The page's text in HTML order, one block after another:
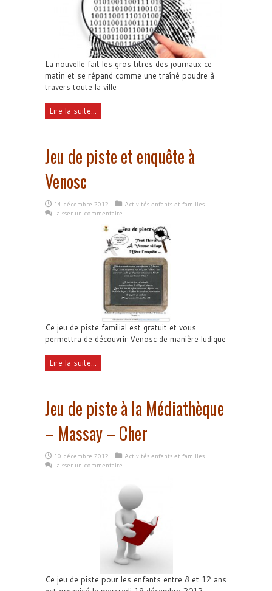
La nouvelle fait les gros titres des journaux ce
matin et se répand comme une traîné poudre à
travers toute la ville
Lire la suite...
Jeu de piste et enquête à
Venosc
14 décembre 2012
Activités enfants et familles
Laisser un commentaire
Ce jeu de piste familial est gratuit et vous
permettra de découvrir Venosc de manière ludique
Lire la suite...
Jeu de piste à la Médiathèque
– Massay – Cher
10 décembre 2012
Activités enfants et familles
Laisser un commentaire
Ce jeu de piste pour les enfants entre 8 et 12 ans